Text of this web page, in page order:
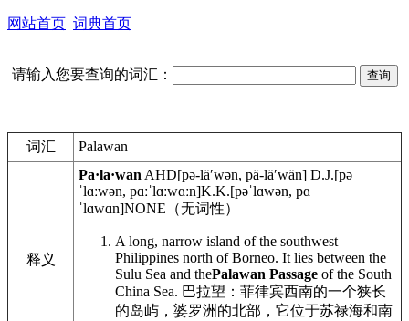
网站首页 词典首页
请输入您要查询的词汇：
词汇 Palawan
释义
Pa·la·wan AHD[pə-läʹwən, pä-läʹwän] D.J.[pə
ˈlɑːwən, pɑːˈlɑːwɑːn]K.K.[pəˈlɑwən, pɑ
ˈlɑwɑn]NONE （无词性）
A long, narrow island of the southwest
Philippines north of Borneo. It lies between the
Sulu Sea and thePalawan Passage of the South
China Sea. 巴拉望：菲律宾西南的一个狭长
的岛屿，婆罗洲的北部，它位于苏禄海和南